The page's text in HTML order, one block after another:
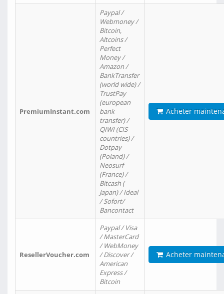
PremiumInstant.com
Paypal /
Webmoney /
Bitcoin,
Altcoins /
Perfect
Money /
Amazon /
BankTransfer
(world wide) /
TrustPay
(european
bank
transfer) /
QIWI (CIS
countries) /
Dotpay
(Poland) /
Neosurf
(France) /
Bitcash (
Japan) / Ideal
/ Sofort/
Bancontact
Acheter
ResellerVoucher.com
Paypal / Visa
/ MasterCard
/ WebMoney
/ Discover /
American
Express /
Bitcoin
Acheter